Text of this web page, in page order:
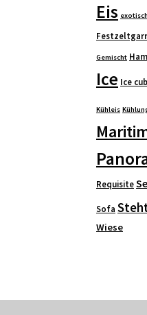
Eis
Gemischt
Ice Ice
Kühleis
Requisite
Sofa
Wiese